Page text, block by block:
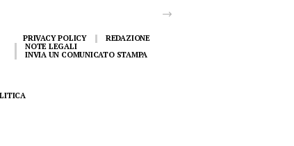
PRIVACY POLICY
REDAZIONE
NOTE LEGALI
INVIA UN COMUNICATO STAMPA